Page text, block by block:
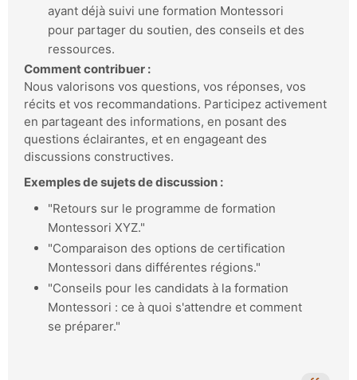
ayant déjà suivi une formation Montessori
pour partager du soutien, des conseils et des
ressources.
Comment contribuer :
Nous valorisons vos questions, vos réponses, vos
récits et vos recommandations. Participez activement
en partageant des informations, en posant des
questions éclairantes, et en engageant des
discussions constructives.
Exemples de sujets de discussion :
"Retours sur le programme de formation
Montessori XYZ."
"Comparaison des options de certification
Montessori dans différentes régions."
"Conseils pour les candidats à la formation
Montessori : ce à quoi s'attendre et comment
se préparer."